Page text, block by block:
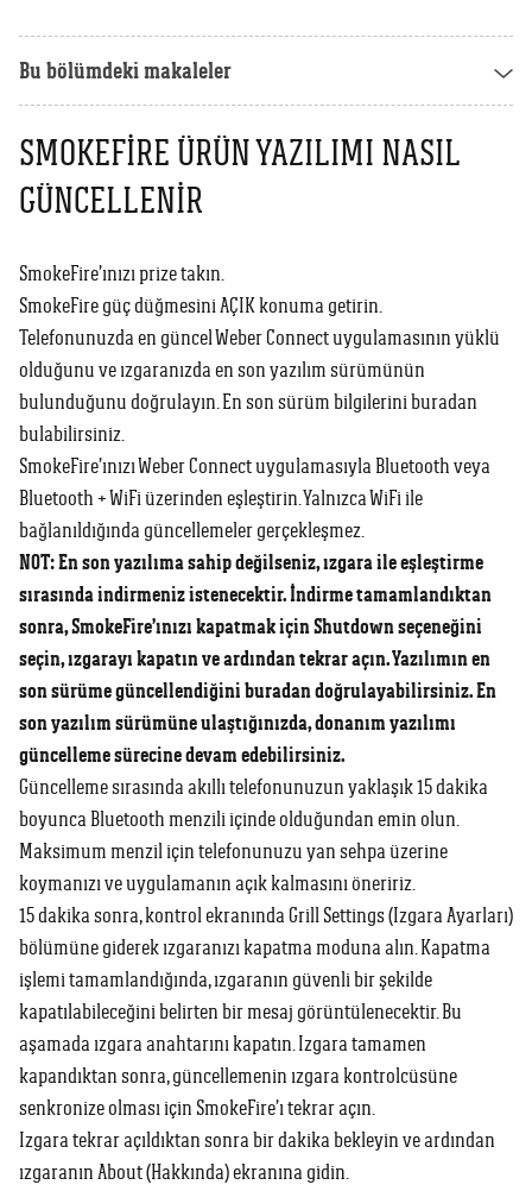
Ranch
Tüm Kömürlü Barbeküleri Görüntüle
Kılıflar
Ekipmanlar
Akıllı Cihazlar
Grill Akademi
Katalog
Mağaza Bulucu
Türkçe(tr)
Bu bölümdeki makaleler
SMOKEFIRE ÜRÜN YAZILIMI NASIL
GÜNCELLENIR
SmokeFire’ınızı prize takın.
SmokeFire güç düğmesini AÇIK konuma getirin.
Telefonunuzda en güncel Weber Connect uygulamasının yüklü
olduğunu ve ızgaranızda en son yazılım sürümünün
bulunduğunu doğrulayın. En son sürüm bilgilerini buradan
bulabilirsiniz.
SmokeFire’ınızı Weber Connect uygulamasıyla Bluetooth veya
Bluetooth + WiFi üzerinden eşleştirin. Yalnızca WiFi ile
bağlanıldığında güncellemeler gerçekleşmez.
NOT: En son yazılıma sahip değilseniz, ızgara ile eşleştirme
sırasında indirmeniz istenecektir. İndirme tamamlandıktan
sonra, SmokeFire’ınızı kapatmak için Shutdown seçeneğini
seçin, ızgarayı kapatın ve ardından tekrar açın. Yazılımın en
son sürüme güncellendiğini buradan doğrulayabilirsiniz. En
son yazılım sürümüne ulaştığınızda, donanım yazılımı
güncelleme sürecine devam edebilirsiniz.
Güncelleme sırasında akıllı telefonunuzun yaklaşık 15 dakika
boyunca Bluetooth menzili içinde olduğundan emin olun.
Maksimum menzil için telefonunuzu yan sehpa üzerine
koymanızı ve uygulamanın açık kalmasını öneririz.
15 dakika sonra, kontrol ekranında Grill Settings (Izgara Ayarları)
bölümüne giderek ızgaranızı kapatma moduna alın. Kapatma
işlemi tamamlandığında, ızgaranın güvenli bir şekilde
kapatılabileceğini belirten bir mesaj görüntülenecektir. Bu
aşamada ızgara anahtarını kapatın. Izgara tamamen
kapandıktan sonra, güncellemenin ızgara kontrolcüsüne
senkronize olması için SmokeFire’ı tekrar açın.
Izgara tekrar açıldıktan sonra bir dakika bekleyin ve ardından
ızgaranın About (Hakkında) ekranına gidin.